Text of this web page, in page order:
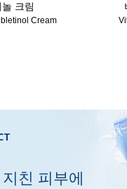
크림
Cream
친 피부에